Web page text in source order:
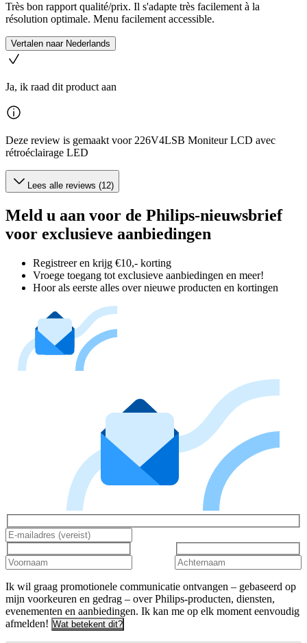
Très bon rapport qualité/prix. Il s'adapte très facilement à la
résolution optimale. Menu facilement accessible.
Vertalen naar Nederlands
Ja, ik raad dit product aan
Deze review is gemaakt voor 226V4LSB Moniteur LCD avec
rétroéclairage LED
Lees alle reviews (12)
Meld u aan voor de Philips-nieuwsbrief
voor exclusieve aanbiedingen
Registreer en krijg €10,- korting
Vroege toegang tot exclusieve aanbiedingen en meer!
Hoor als eerste alles over nieuwe producten en kortingen
Ik wil graag promotionele communicatie ontvangen – gebaseerd op
mijn voorkeuren en gedrag – over Philips-producten, diensten,
evenementen en aanbiedingen. Ik kan me op elk moment eenvoudig
afmelden! Wat betekent dit?